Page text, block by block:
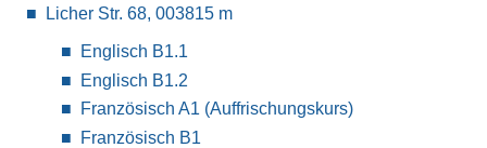
Licher Str. 68, 003815 m
Englisch B1.1
Englisch B1.2
Französisch A1 (Auffrischungskurs)
Französisch B1